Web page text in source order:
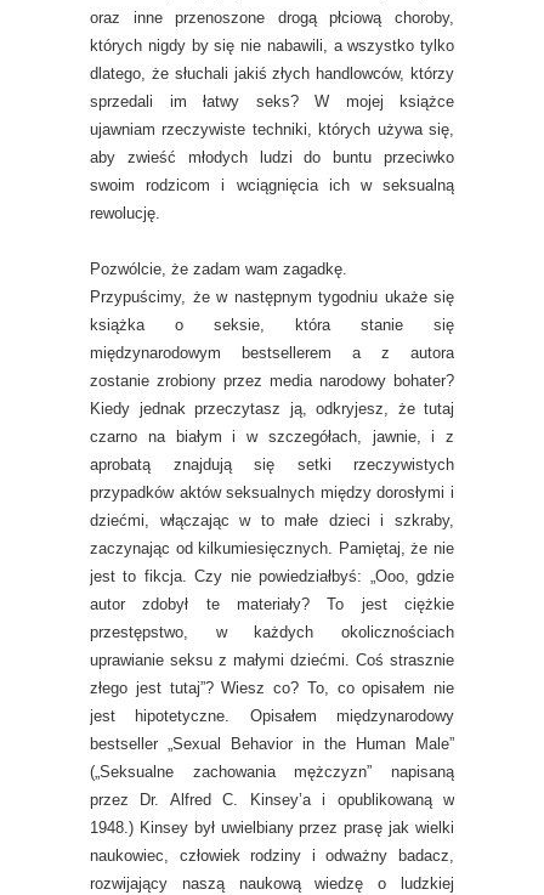
oraz inne przenoszone drogą płciową choroby,
których nigdy by się nie nabawili, a wszystko tylko
dlatego, że słuchali jakiś złych handlowców, którzy
sprzedali im łatwy seks? W mojej książce
ujawniam rzeczywiste techniki, których używa się,
aby zwieść młodych ludzi do buntu przeciwko
swoim rodzicom i wciągnięcia ich w seksualną
rewolucję.
Pozwólcie, że zadam wam zagadkę.
Przypuścimy, że w następnym tygodniu ukaże się
książka o seksie, która stanie się
międzynarodowym bestsellerem a z autora
zostanie zrobiony przez media narodowy bohater?
Kiedy jednak przeczytasz ją, odkryjesz, że tutaj
czarno na białym i w szczegółach, jawnie, i z
aprobatą znajdują się setki rzeczywistych
przypadków aktów seksualnych między dorosłymi i
dziećmi, włączając w to małe dzieci i szkraby,
zaczynając od kilkumiesięcznych. Pamiętaj, że nie
jest to fikcja. Czy nie powiedziałbyś: „Ooo, gdzie
autor zdobył te materiały? To jest ciężkie
przestępstwo, w każdych okolicznościach
uprawianie seksu z małymi dziećmi. Coś strasznie
złego jest tutaj”? Wiesz co? To, co opisałem nie
jest hipotetyczne. Opisałem międzynarodowy
bestseller „Sexual Behavior in the Human Male”
(„Seksualne zachowania mężczyzn” napisaną
przez Dr. Alfred C. Kinsey’a i opublikowaną w
1948.) Kinsey był uwielbiany przez prasę jak wielki
naukowiec, człowiek rodziny i odważny badacz,
rozwijający naszą naukową wiedzę o ludzkiej